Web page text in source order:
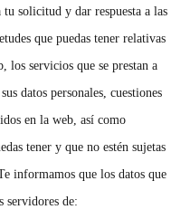
tu solicitud y dar respuesta a las
que puedas tener relativas
los servicios que se prestan a
datos personales, cuestiones
en la web, así como
tener y que no estén sujetas
informamos que los datos que
servidores de: